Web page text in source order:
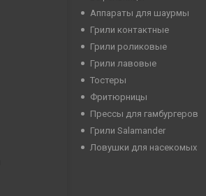
Аппараты для шаурмы
Грили контактные
Грили роликовые
Грили лавовые
Тостеры
Фритюрницы
Прессы для гамбургеров
Грили Salamander
Ловушки для насекомых